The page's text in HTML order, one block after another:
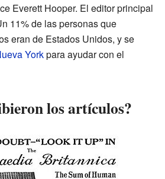
Everett Hooper. El editor principal
11% de las personas que
eran de Estados Unidos, y se
Yorkpara ayudar con el
los artículos?